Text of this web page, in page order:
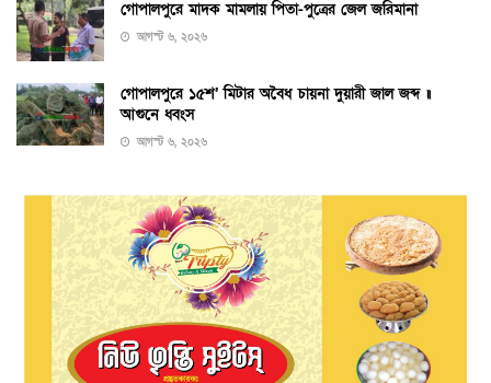
গোপালপুরে মাদক মামলায় পিতা-পুত্রের জেল জরিমানা
আগস্ট ৬, ২০২৬
গোপালপুরে ১৫শ’ মিটার অবৈধ চায়না দুয়ারী জাল জব্দ ॥
আগুনে ধ্বংস
আগস্ট ৬, ২০২৬